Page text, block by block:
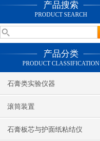
产品搜索
PRODUCT SEARCH
产品分类
PRODUCT CLASSIFICATION
石膏类实验仪器
滚筒装置
石膏板芯与护面纸粘结仪